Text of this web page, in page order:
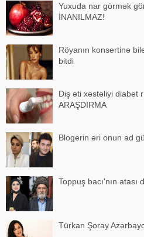
Yuxuda nar görmək
İNANILMAZ!
Röyanın konsertinə
bitdi
Diş əti xəstəliyi diabet
ARAŞDIRMA
Blogerin əri onun ad
Toppuş bacı'nın atası
Türkan Şoray